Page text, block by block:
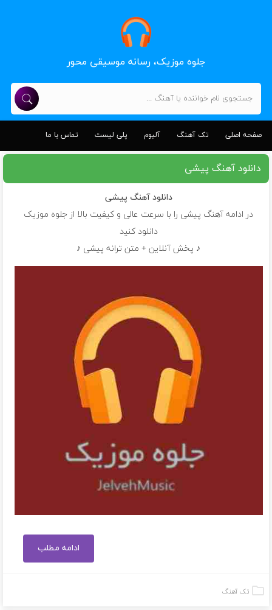
جلوه موزیک، رسانه موسیقی محور
صفحه اصلی تک آهنگ آلبوم پلی لیست تماس با ما
دانلود آهنگ پیشی
دانلود آهنگ پیشی
در ادامه آهنگ پیشی را با سرعت عالی و کیفیت بالا از جلوه موزیک
دانلود کنید
♪ پخش آنلاین + متن ترانه پیشی ♪
ادامه مطلب
تک آهنگ